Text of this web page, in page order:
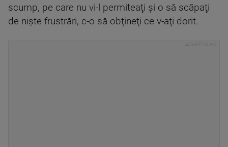
scump, pe care nu vi-l permiteaţi şi o să scăpaţi
de nişte frustrări, c-o să obţineţi ce v-aţi dorit.